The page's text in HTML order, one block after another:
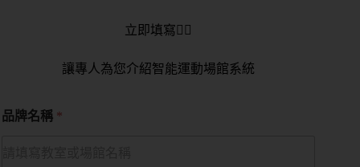
立即填寫👇🏻
讓專人為您介紹智能運動場館系統
品牌名稱 *